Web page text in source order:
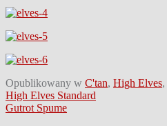
Opublikowany w C'tan, High Elves,
Nawigacja
wpisu
High Elves Standard
Gutrot Spume